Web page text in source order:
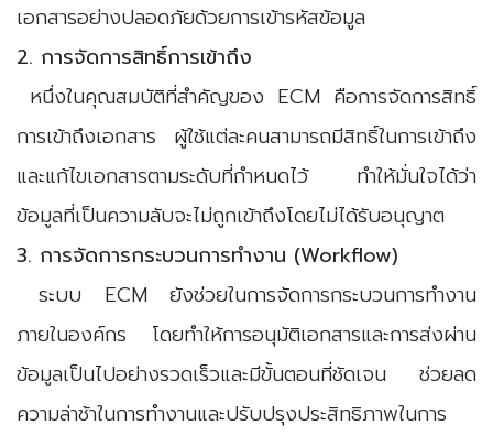
เอกสารอย่างปลอดภัยด้วยการเข้ารหัสข้อมูล
2. การจัดการสิทธิ์การเข้าถึง
หนึ่งในคุณสมบัติที่สำคัญของ ECM คือการจัดการสิทธิ์
การเข้าถึงเอกสาร ผู้ใช้แต่ละคนสามารถมีสิทธิ์ในการเข้าถึง
และแก้ไขเอกสารตามระดับที่กำหนดไว้ ทำให้มั่นใจได้ว่า
ข้อมูลที่เป็นความลับจะไม่ถูกเข้าถึงโดยไม่ได้รับอนุญาต
3. การจัดการกระบวนการทำงาน (Workflow)
ระบบ ECM ยังช่วยในการจัดการกระบวนการทำงาน
ภายในองค์กร โดยทำให้การอนุมัติเอกสารและการส่งผ่าน
ข้อมูลเป็นไปอย่างรวดเร็วและมีขั้นตอนที่ชัดเจน ช่วยลด
ความล่าช้าในการทำงานและปรับปรุงประสิทธิภาพในการ